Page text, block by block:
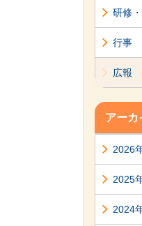
研修
行事
広報
アーカ
2026
2025
2024